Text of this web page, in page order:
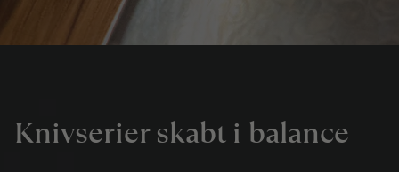
Knivserier skabt i balance